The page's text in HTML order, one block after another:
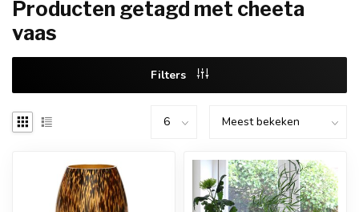
Producten getagd met cheeta
vaas
Filters